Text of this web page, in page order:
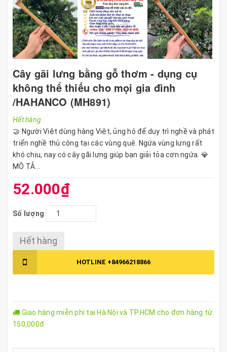
Cây gãi lưng bằng gỗ thơm - dụng cụ
không thể thiếu cho mọi gia đình
/HAHANCO (MH891)
Hết hàng
🤝 Người Việt dùng hàng Việt, ủng hộ để duy trì nghề và phát
triển nghề thủ công tại các vùng quê. Ngứa vùng lưng rất
khó chịu, nay có cây gãi lưng giúp bạn giải tỏa cơn ngứa. 💎
MÔ TẢ...
52.000₫
Số lượng
Hết hàng
HOTLINE +84966218866
Giao hàng miễn phí tại Hà Nội và TP.HCM cho đơn hàng từ
150,000đ